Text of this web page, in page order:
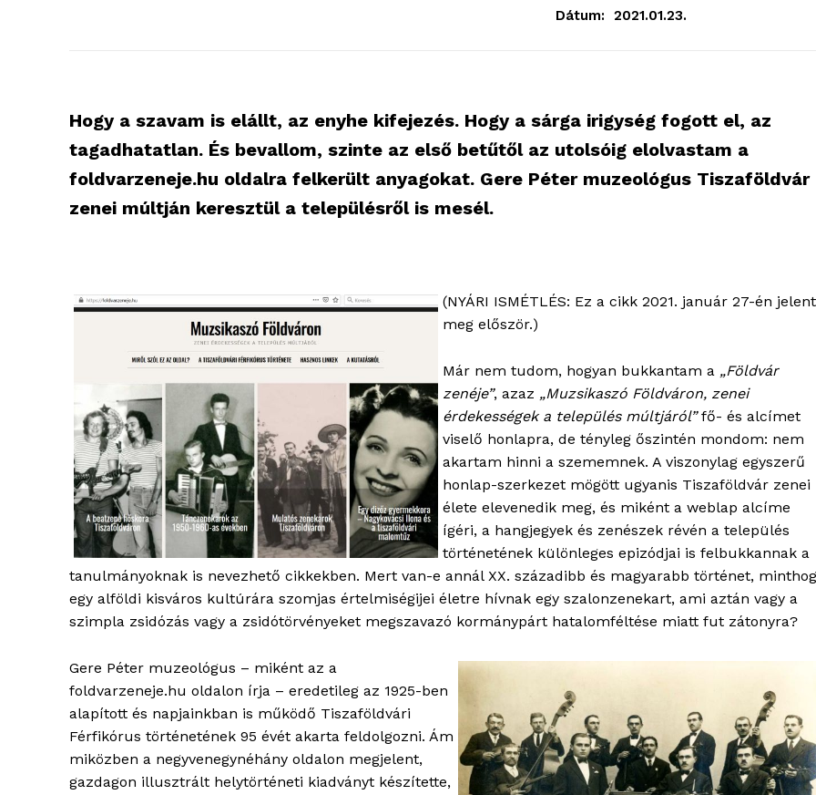
Dátum: 2021.01.23.
Hogy a szavam is elállt, az enyhe kifejezés. Hogy a sárga irigység fogott el, az
tagadhatatlan. És bevallom, szinte az első betűtől az utolsóig elolvastam a
foldvarzeneje.hu oldalra felkerült anyagokat. Gere Péter muzeológus Tiszaföldvár
zenei múltján keresztül a településről is mesél.
(NYÁRI ISMÉTLÉS: Ez a cikk 2021. január 27-én jelent
meg először.)
Már nem tudom, hogyan bukkantam a „Földvár
zenéje”, azaz „Muzsikaszó Földváron, zenei
érdekességek a település múltjáról”fő- és alcímet
viselő honlapra, de tényleg őszintén mondom: nem
akartam hinni a szememnek. A viszonylag egyszerű
honlap-szerkezet mögött ugyanis Tiszaföldvár zenei
élete elevenedik meg, és miként a weblap alcíme
ígéri, a hangjegyek és zenészek révén a település
történetének különleges epizódjai is felbukkannak a
tanulmányoknak is nevezhető cikkekben. Mert van-e annál XX. századibb és magyarabb történet,
egy alföldi kisváros kultúrára szomjas értelmiségijei életre hívnak egy szalonzenekart, ami aztán vagy a
szimpla zsidózás vagy a zsidótörvényeket megszavazó kormánypárt hatalomféltése miatt fut zátonyra?
Gere Péter muzeológus – miként az a
foldvarzeneje.hu oldalon írja – eredetileg az 1925-ben
alapított és napjainkban is működő Tiszaföldvári
Férfikórus történetének 95 évét akarta feldolgozni. Ám
miközben a negyvenegynéhány oldalon megjelent,
gazdagon illusztrált helytörténeti kiadványt készítette,